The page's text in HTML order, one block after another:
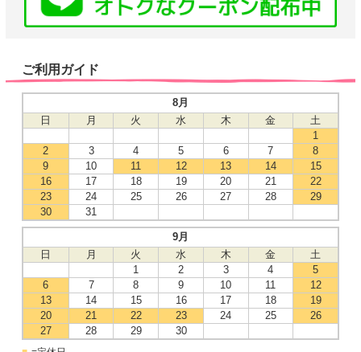
ご利用ガイド
8月
日
月 火 水 木 金
土
1
2
3 4 5 6 7
8
9
10 11 12 13 14
15
16
17 18 19 20 21
22
23
24 25 26 27 28
29
30
31
9月
日
月 火 水 木 金
土
1
2 3 4
5
6
7 8 9 10 11
12
13
14 15 16 17 18
19
20
21 22 23 24 25
26
27
28 29 30